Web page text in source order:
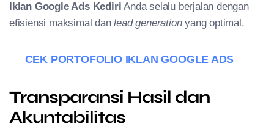
Iklan Google Ads Kediri Anda selalu berjalan dengan
efisiensi maksimal danlead generationyang optimal.
CEK PORTOFOLIO IKLAN GOOGLE ADS
Transparansi Hasil dan
Akuntabilitas